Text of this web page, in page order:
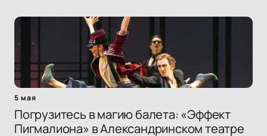
5 мая
Погрузитесь в магию балета: «Эффект
Пигмалиона» в Александринском театре